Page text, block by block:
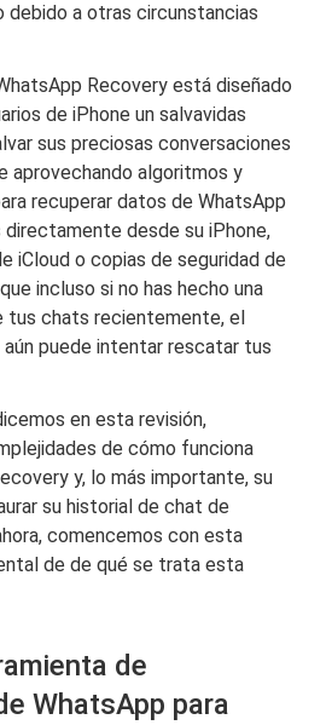
debido a otras circunstancias
Recovery está diseñado
de iPhone un salvavidas
sus preciosas conversaciones
aprovechando algoritmos y
recuperar datos de WhatsApp
desde su iPhone,
iCloud o copias de seguridad de
incluso si no has hecho una
tus chats recientemente, el
puede intentar rescatar tus
en esta revisión,
de cómo funciona
y, lo más importante, su
su historial de chat de
comencemos con esta
de de qué se trata esta
de
WhatsApp para